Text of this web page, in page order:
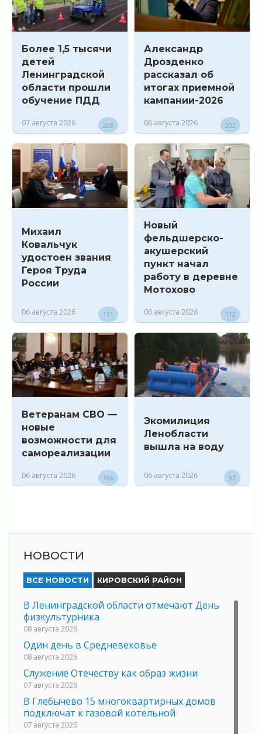
Более 1,5 тысячи
детей
Ленинградской
области прошли
обучение ПДД
07 августа 2026 208
Александр
Дрозденко
рассказал об
итогах приемной
кампании-2026
06 августа 2026 202
Михаил
Ковальчук
удостоен звания
Героя Труда
России
06 августа 2026 111
Новый
фельдшерско-
акушерский
пункт начал
работу в деревне
Мотохово
06 августа 2026 112
Ветеранам СВО —
новые
возможности для
самореализации
06 августа 2026 106
Экомилиция
Ленобласти
вышла на воду
06 августа 2026 97
НОВОСТИ
ВСЕ НОВОСТИ КИРОВСКИЙ РАЙОН
В Ленинградской области отмечают День
физкультурника
08 августа 2026
Один день в Средневековье
08 августа 2026
Служение Отечеству как образ жизни
07 августа 2026
В Глебычево 15 многоквартирных домов
подключат к газовой котельной
07 августа 2026